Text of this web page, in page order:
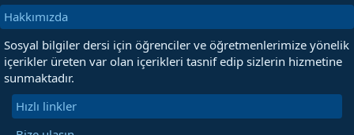
Hakkımızda
Sosyal bilgiler dersi için öğrenciler ve öğretmenlerimize yönelik
içerikler üreten var olan içerikleri tasnif edip sizlerin hizmetine
sunmaktadır.
Hızlı linkler